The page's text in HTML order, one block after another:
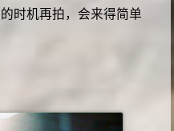
时机再拍，会来得简单